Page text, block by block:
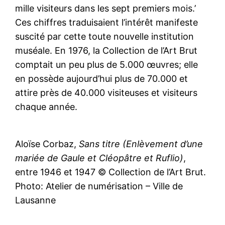
mille visiteurs dans les sept premiers mois.’
Ces chiffres traduisaient l’intérêt manifeste
suscité par cette toute nouvelle institution
muséale. En 1976, la Collection de l’Art Brut
comptait un peu plus de 5.000 œuvres; elle
en possède aujourd’hui plus de 70.000 et
attire près de 40.000 visiteuses et visiteurs
chaque année.
Aloïse Corbaz,Sans titre (Enlèvement d’une
mariée de Gaule et Cléopâtre et Ruflio),
entre 1946 et 1947 © Collection de l’Art Brut.
Photo: Atelier de numérisation – Ville de
Lausanne